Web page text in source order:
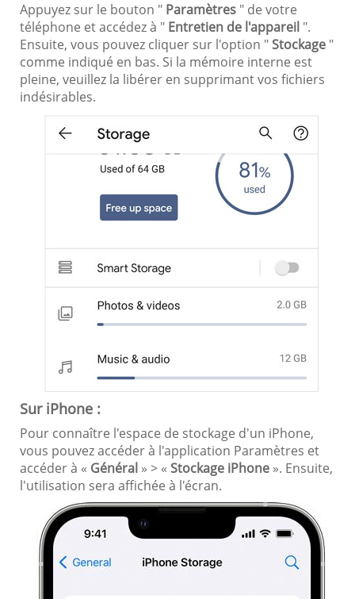
Appuyez sur le bouton " Paramètres " de votre
téléphone et accédez à " Entretien de l'appareil ".
Ensuite, vous pouvez cliquer sur l'option "Stockage "
comme indiqué en bas. Si la mémoire interne est
pleine, veuillez la libérer en supprimant vos fichiers
indésirables.
Sur iPhone :
Pour connaître l'espace de stockage d'un iPhone,
vous pouvez accéder à l'application Paramètres et
accéder à « Général » > « Stockage iPhone ». Ensuite,
l'utilisation sera affichée à l'écran.